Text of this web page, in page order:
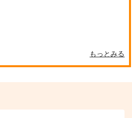
もっとみる